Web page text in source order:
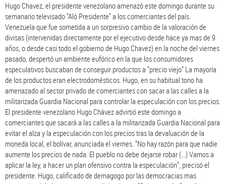
Hugo Chavez, el presidente venezolano amenazó este domingo durante su
semanario televisado "Aló Presidente" a los comerciantes del país.
Venezuela que fue sometida a un sorpresivo cambio de la valoración de
divisas (intervenidas directamente por el ejecutivo desde hace ya mas de 9
años, o desde casi todo el gobierno de Hugo Chavez) en la noche del viernes
pasado, despertó un ambiente eufórico en la que los consumidores
especulativos buscaban de conseguir productos a "precio viejo" La mayoría
de los productos eran electrodomésticos. Hugo, en su habitual tono ha
amenazado al sector privado de comerciantes con sacar a las calles a la
militarizada Guardia Nacional para controlar la especulación con los precios.
El presidente venezolano Hugo Chávez advirtió este domingo a
comerciantes que sacará a las calles a la militarizada Guardia Nacional para
evitar el alza y la especulación con los precios tras la devaluación de la
moneda local, el bolívar, anunciada el viernes. "No hay razón para que nadie
aumente los precios de nada. El pueblo no debe dejarse robar (...) Vamos a
aplicar la ley, a hacer un plan ofensivo contra la especulación", precisó el
presidente. Hugo, calificado de demagogo por las democracias mas